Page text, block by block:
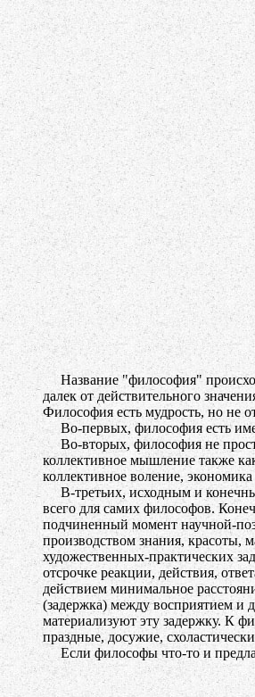
Название "философия"
далек от действительного
Философия есть мудрость, но не
Во-первых, философия есть
Во-вторых, философия не
коллективное мышление также
коллективное воление,
В-третьих, исходным и
всего для самих философов.
подчиненный момент научной-
производством знания, красоты,
художественных-практических
отсрочке реакции, действия,
действием минимальное
(задержка) между восприятием и
материализуют эту задержку. К
праздные, досужие,
Если философы что-то и